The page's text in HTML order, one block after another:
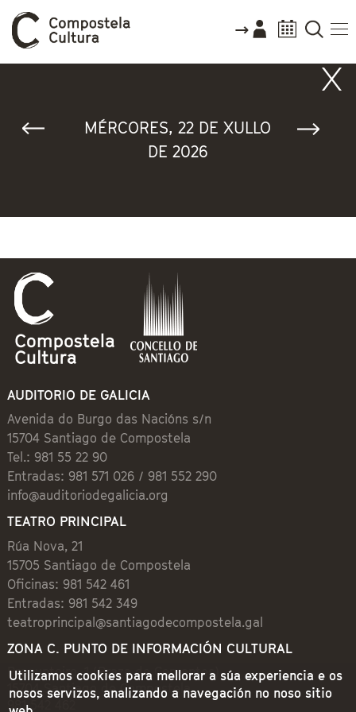
MÉRCORES, 22 DE XULLO
DE 2026
AUDITORIO DE GALICIA
Avenida do Burgo das Nacións s/n
15704 Santiago de Compostela
Tel.: 981 55 22 90
Entradas: 981 571 026 / 981 552 290
info@auditoriodegalicia.org
TEATRO PRINCIPAL
Rúa Nova, 21
15705 Santiago de Compostela
Oficinas: 981 542 461
Entradas: 981 542 349
teatroprincipal@santiagodecompostela.gal
ZONA C. PUNTO DE INFORMACIÓN CULTURAL
Preguntoiro, 1 (Praza de Cervantes)
15704 Santiago de Compostela
981 542 462
Utilizamos cookies para mellorar a súa experiencia e os
nosos servizos, analizando a navegación no noso sitio